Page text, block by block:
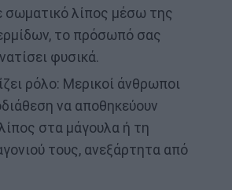
σωματικό λίπος μέσω της
το πρόσωπό σας
φυσικά.
ρόλο: Μερικοί άνθρωποι
να αποθηκεύουν
στα μάγουλα ή τη
τους, ανεξάρτητα από